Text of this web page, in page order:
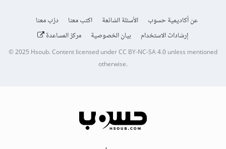
عن أكاديمية حسوب الأسئلة الشائعة اكتب معنا
درّب معنا
إرشادات الاستخدام
بيان الخصوصية مركز المساعدة
© 2025Hsoub.Content licensed underCC BY-NC-SA 4.0unless mentioned
otherwise.